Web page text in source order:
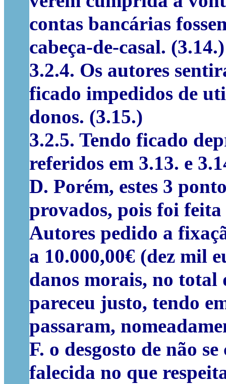
contas bancárias
cabeça-de-casal. (3.14.)
3.2.4. Os autores
ficado impedidos de
donos. (3.15.)
3.2.5. Tendo ficado
referidos em 3.13. e
D. Porém, estes 3
provados, pois foi feita
Autores pedido a
a 10.000,00€ (dez mil
danos morais, no total
pareceu justo, tendo
passaram,
F. o desgosto de não
falecida no que